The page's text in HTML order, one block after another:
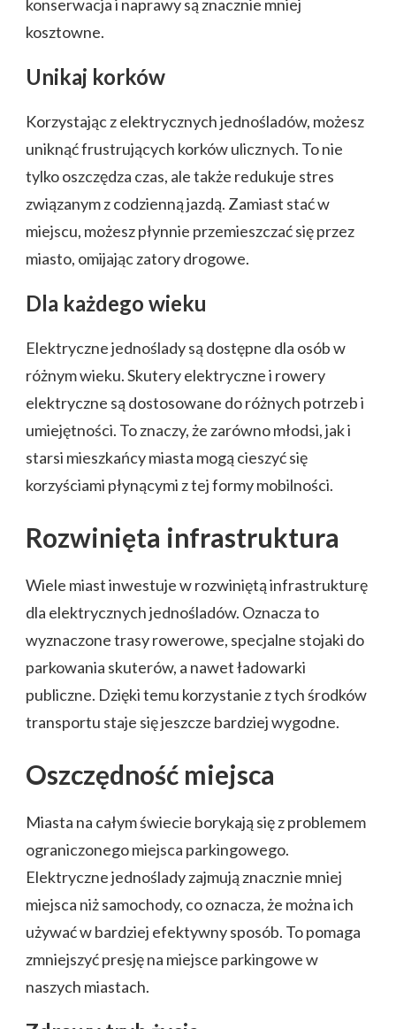
konserwacja i naprawy są znacznie mniej
kosztowne.
Unikaj korków
Korzystając z elektrycznych jednośladów, możesz
uniknąć frustrujących korków ulicznych. To nie
tylko oszczędza czas, ale także redukuje stres
związanym z codzienną jazdą. Zamiast stać w
miejscu, możesz płynnie przemieszczać się przez
miasto, omijając zatory drogowe.
Dla każdego wieku
Elektryczne jednoślady są dostępne dla osób w
różnym wieku. Skutery elektryczne i rowery
elektryczne są dostosowane do różnych potrzeb i
umiejętności. To znaczy, że zarówno młodsi, jak i
starsi mieszkańcy miasta mogą cieszyć się
korzyściami płynącymi z tej formy mobilności.
Rozwinięta infrastruktura
Wiele miast inwestuje w rozwiniętą infrastrukturę
dla elektrycznych jednośladów. Oznacza to
wyznaczone trasy rowerowe, specjalne stojaki do
parkowania skuterów, a nawet ładowarki
publiczne. Dzięki temu korzystanie z tych środków
transportu staje się jeszcze bardziej wygodne.
Oszczędność miejsca
Miasta na całym świecie borykają się z problemem
ograniczonego miejsca parkingowego.
Elektryczne jednoślady zajmują znacznie mniej
miejsca niż samochody, co oznacza, że można ich
używać w bardziej efektywny sposób. To pomaga
zmniejszyć presję na miejsce parkingowe w
naszych miastach.